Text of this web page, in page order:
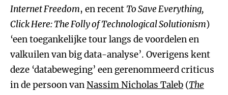
Internet Freedom, en recent To Save Everything,
Click Here: The Folly of Technological Solutionism)
‘een toegankelijke tour langs de voordelen en
valkuilen van big data-analyse’. Overigens kent
deze ‘databeweging’ een gerenommeerd criticus
in de persoon vanNassim Nicholas Taleb (The